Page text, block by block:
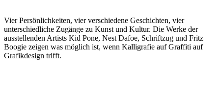
Vier Persönlichkeiten, vier verschiedene Geschichten, vier
unterschiedliche Zugänge zu Kunst und Kultur. Die Werke der
ausstellenden Artists Kid Pone, Nest Dafoe, Schriftzug und Fritz
Boogie zeigen was möglich ist, wenn Kalligrafie auf Graffiti auf
Grafikdesign trifft.